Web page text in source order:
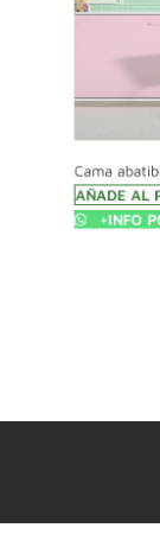
Cama
AÑADE AL
+INFO